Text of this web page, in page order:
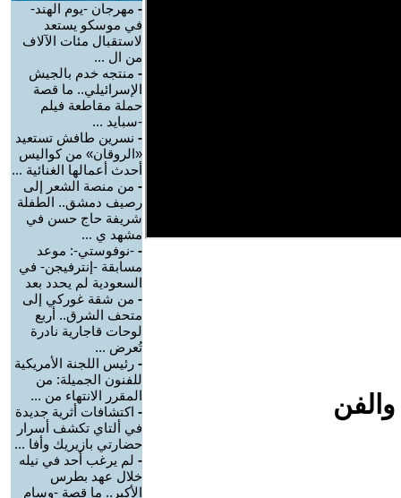
- مهرجان -يوم الهند-
في موسكو يستعد
لاستقبال مئات الآلاف
من ال ...
- منتجه خدم بالجيش
الإسرائيلي.. ما قصة
حملة مقاطعة فيلم
-سبايد ...
- نسرين طافش تستعيد
«الروقان» من كواليس
أحدث أعمالها الغنائية ...
- من منصة الشعر إلى
رصيف دمشق.. الطفلة
شريفة حاج حسن في
مشهد ي ...
- -نوفوستي-: موعد
مسابقة -إنترفيجن- في
السعودية لم يحدد بعد
- من شقة غوركي إلى
متحف الشرق.. أربع
لوحات قاجارية نادرة
تُعرض ...
- رئيس اللجنة الأمريكية
للفنون الجميلة: من
المقرر الانتهاء من ...
- اكتشافات أثرية جديدة
في ألتاي تكشف أسرار
حضارتي بازيريك وأفا ...
- لم يرغب أحد في نيله
خلال عهد بطرس
الأكبر.. ما قصة -وسام